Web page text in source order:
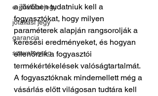
e-jótállási jegy
jótállási jegy
garancia
szavatosság
a jövőben tudatniuk kell a
fogyasztókat, hogy milyen
paraméterek alapján rangsorolják a
keresési eredményeket, és hogyan
ellenőrzik a fogyasztói
termékértékelések valóságtartalmát.
A fogyasztóknak mindemellett még a
vásárlás előtt világosan tudtára kell